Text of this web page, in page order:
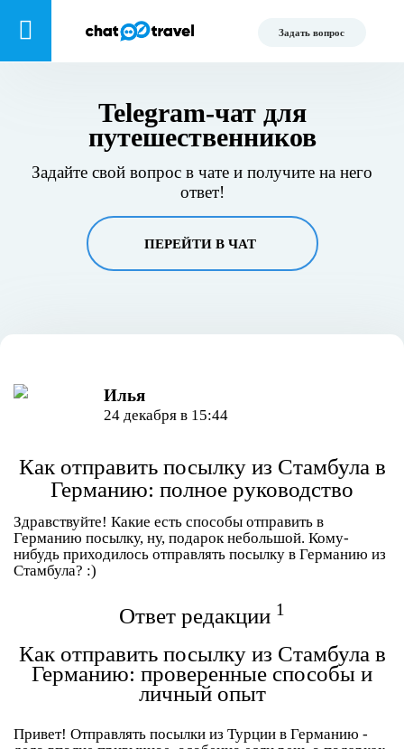
Задать вопрос
Telegram-чат для
путешественников
Задайте свой вопрос в чате и получите на него
ответ!
ПЕРЕЙТИ В ЧАТ
Илья
24 декабря в 15:44
Как отправить посылку из Стамбула в
Германию: полное руководство
Здравствуйте! Какие есть способы отправить в
Германию посылку, ну, подарок небольшой. Кому-
нибудь приходилось отправлять посылку в Германию из
Стамбула? :)
Ответ редакции 1
Как отправить посылку из Стамбула в
Германию: проверенные способы и
личный опыт
Привет! Отправлять посылки из Турции в Германию -